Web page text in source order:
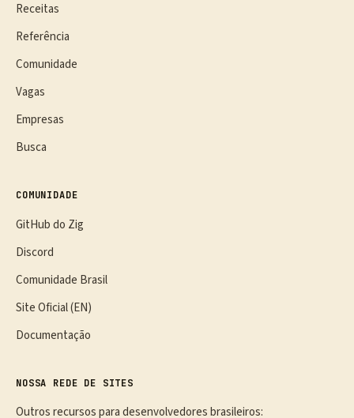
Receitas
Referência
Comunidade
Vagas
Empresas
Busca
COMUNIDADE
GitHub do Zig
Discord
Comunidade Brasil
Site Oficial (EN)
Documentação
NOSSA REDE DE SITES
Outros recursos para desenvolvedores brasileiros: